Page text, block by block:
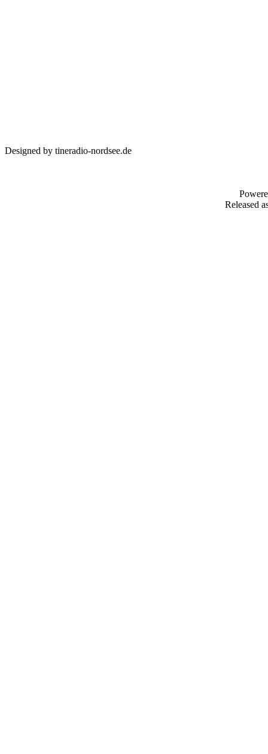
Designed by tineradio-nordsee.de
Released